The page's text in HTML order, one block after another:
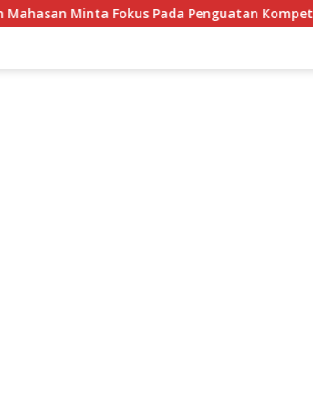
Penguatan Kompetensi Dasar Peserta Didik